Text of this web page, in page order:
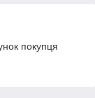
покупця